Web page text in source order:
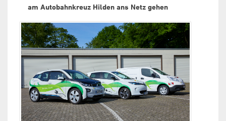
am Autobahnkreuz Hilden ans Netz gehen